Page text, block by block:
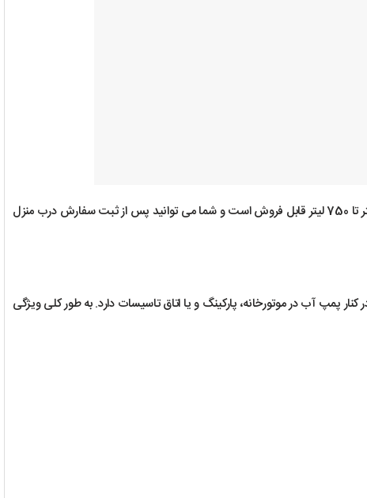
از 24 لیتر تا 750 لیتر قابل فروش است و شما می توانید پس از ثبت سفارش درب منزل
پمپ آب در موتورخانه، پارکینگ و یا اتاق تاسیسات دارد. به طور کلی ویژگی